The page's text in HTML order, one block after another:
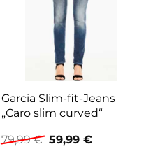
Garcia Slim-fit-Jeans
„Caro slim curved“
79,99€ Ursprünglicher
Preis
59,99 €Aktueller